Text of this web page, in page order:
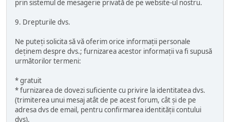
prin sistemul de mesagerie privată de pe website-ul nostru.
9. Drepturile dvs.
Ne puteți solicita să vă oferim orice informații personale
deținem despre dvs.; furnizarea acestor informații va fi supusă
următorilor termeni:
* gratuit
* furnizarea de dovezi suficiente cu privire la identitatea dvs.
(trimiterea unui mesaj atât de pe acest forum, cât și de pe
adresa dvs de email, pentru confirmarea identității contului
dvs).